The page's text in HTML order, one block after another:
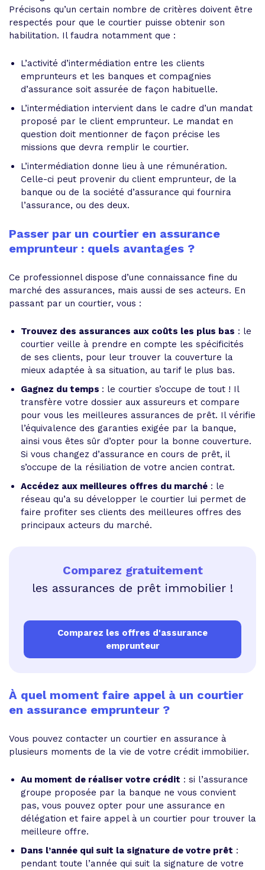
Précisons qu’un certain nombre de critères doivent être
respectés pour que le courtier puisse obtenir son
habilitation. Il faudra notamment que :
L’activité d’intermédiation entre les clients
emprunteurs et les banques et compagnies
d’assurance soit assurée de façon habituelle.
L’intermédiation intervient dans le cadre d’un mandat
proposé par le client emprunteur. Le mandat en
question doit mentionner de façon précise les
missions que devra remplir le courtier.
L’intermédiation donne lieu à une rémunération.
Celle-ci peut provenir du client emprunteur, de la
banque ou de la société d’assurance qui fournira
l’assurance, ou des deux.
Passer par un courtier en assurance
emprunteur : quels avantages ?
Ce professionnel dispose d’une connaissance fine du
marché des assurances, mais aussi de ses acteurs. En
passant par un courtier, vous :
Trouvez des assurances aux coûts les plus bas : le
courtier veille à prendre en compte les spécificités
de ses clients, pour leur trouver la couverture la
mieux adaptée à sa situation, au tarif le plus bas.
Gagnez du temps : le courtier s’occupe de tout ! Il
transfère votre dossier aux assureurs et compare
pour vous les meilleures assurances de prêt. Il vérifie
l’équivalence des garanties exigée par la banque,
ainsi vous êtes sûr d’opter pour la bonne couverture.
Si vous changez d’assurance en cours de prêt, il
s’occupe de la résiliation de votre ancien contrat.
Accédez aux meilleures offres du marché : le
réseau qu’a su développer le courtier lui permet de
faire profiter ses clients des meilleures offres des
principaux acteurs du marché.
Comparez gratuitement
les assurances de prêt immobilier !
Comparez les offres d'assurance
emprunteur
À quel moment faire appel à un courtier
en assurance emprunteur ?
Vous pouvez contacter un courtier en assurance à
plusieurs moments de la vie de votre crédit immobilier.
Au moment de réaliser votre crédit : si l’assurance
groupe proposée par la banque ne vous convient
pas, vous pouvez opter pour une assurance en
délégation et faire appel à un courtier pour trouver la
meilleure offre.
Dans l’année qui suit la signature de votre prêt :
pendant toute l’année qui suit la signature de votre